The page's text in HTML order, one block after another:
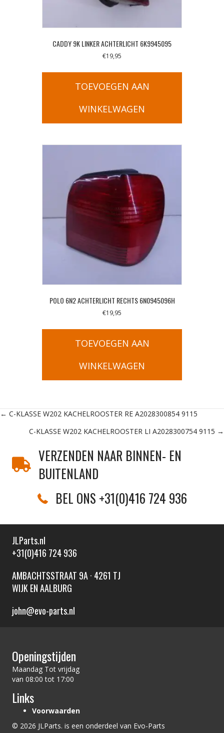
CADDY 9K LINKER ACHTERLICHT 6K9945095
€19,95
TOEVOEGEN AAN
WINKELWAGEN
POLO 6N2 ACHTERLICHT RECHTS 6N0945096H
€19,95
TOEVOEGEN AAN
WINKELWAGEN
Posts
navigation
← C-KLASSE W202 KACHELROOSTER RE A2028300854 9115
C-KLASSE W202 KACHELROOSTER LI A2028300754 9115 →
VERZENDEN NAAR BINNEN- EN
BUITENLAND
BEL ONS +31(0)416 724 936
JLParts.nl
+31(0)416 724 936
AMBACHTSSTRAAT 9A · 4261 TJ
WIJK EN AALBURG
john@evo-parts.nl
Openingstijden
Maandag Tot vrijdag
van 08:00 tot 17:00
Links
Voorwaarden
© 2026 JLParts. is een onderdeel van Evo-Parts